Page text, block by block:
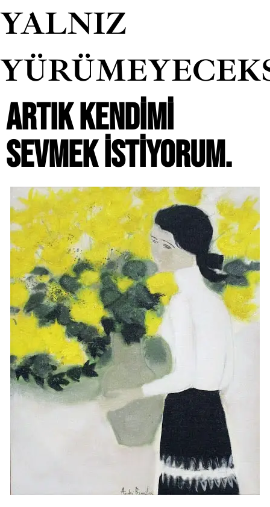
YALNIZ
ARTIK KENDIMI
SEVMEK ISTIYORUM.